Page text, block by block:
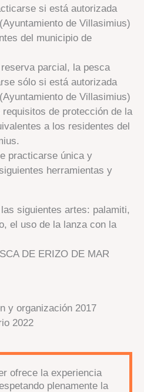
si está autorizada
de Villasimius)
del municipio de
parcial, la pesca
sólo si está autorizada
de Villasimius)
de protección de la
a los residentes del
practicarse única y
herramientas y
siguientes artes: palamiti,
el uso de la lanza con la
DE ERIZO DE MAR
y organización 2017
2022
ofrece la experiencia
plenamente la